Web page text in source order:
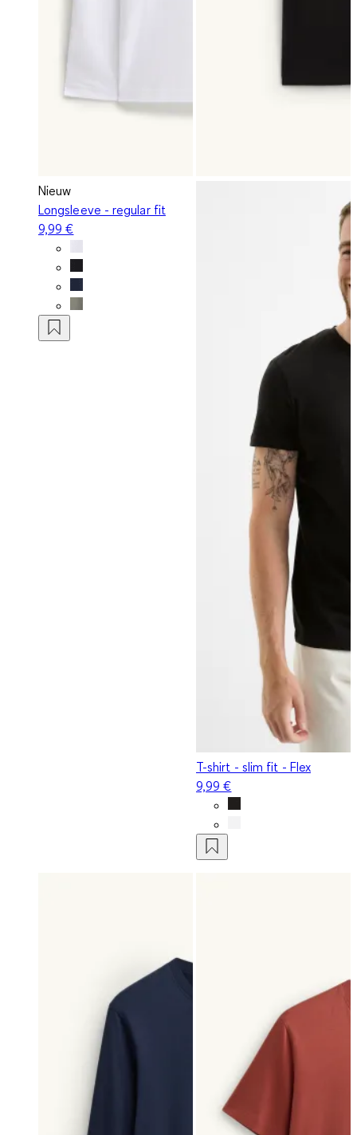
Nieuw
Longsleeve - regular fit
9,99 €
T-shirt - slim fit - Flex
9,99 €